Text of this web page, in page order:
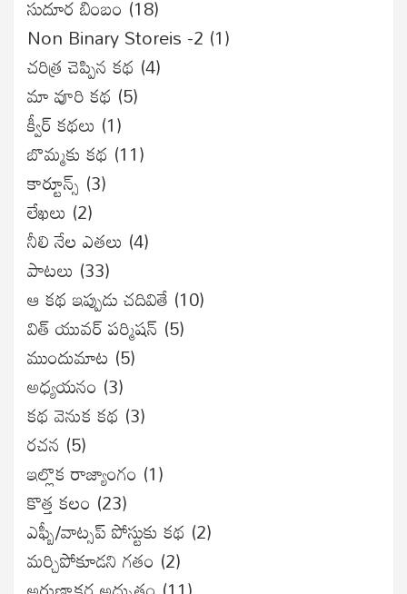
సుదూర బింబం (18)
Non Binary Storeis -2 (1)
చరిత్ర చెప్పిన కథ (4)
మా వూరి కథ (5)
క్వీర్ కథలు (1)
బొమ్మకు కథ (11)
కార్టూన్స్ (3)
లేఖలు (2)
నీలి నేల ఎతలు (4)
పాటలు (33)
ఆ కథ ఇప్పుడు చదివితే (10)
విత్ యువర్ పర్మిషన్ (5)
ముందుమాట (5)
అధ్యయనం (3)
కథ వెనుక కథ (3)
రచన (5)
ఇల్లొక రాజ్యాంగం (1)
కొత్త కలం (23)
ఎఫ్బీ/వాట్సప్ పోస్టుకు కథ (2)
మర్చిపోకూడని గతం (2)